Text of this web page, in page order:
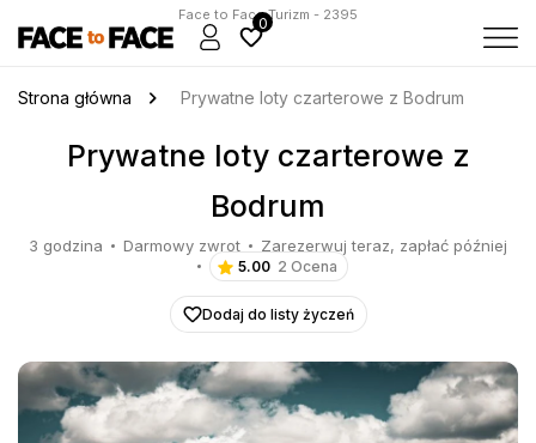
Face to Face Turizm - 2395
0
Strona główna Prywatne loty czarterowe z Bodrum
Prywatne loty czarterowe z
Bodrum
3 godzina Darmowy zwrot Zarezerwuj teraz, zapłać później
5.00 2 Ocena
Dodaj do listy życzeń